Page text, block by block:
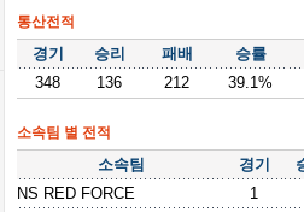
통산전적
경기 승리 패배
승률
348
136 212 39.1%
소속팀 별 전적
소속팀 경기
NS RED FORCE
1